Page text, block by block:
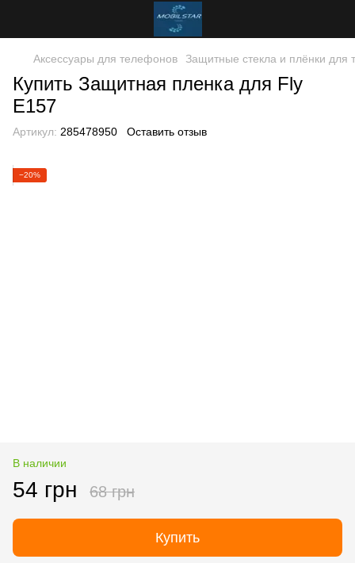
Аксессуары для телефонов Защитные стекла и плёнки для
Купить Защитная пленка для Fly
E157
Артикул: 285478950 Оставить отзыв
−20%
В наличии
54 грн 68 грн
Купить